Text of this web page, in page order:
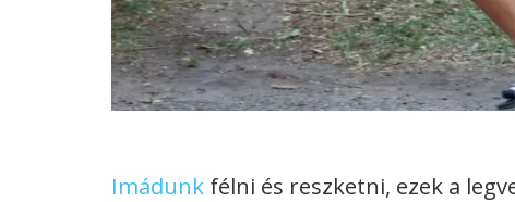
Imádunk félni és reszketni, ezek a